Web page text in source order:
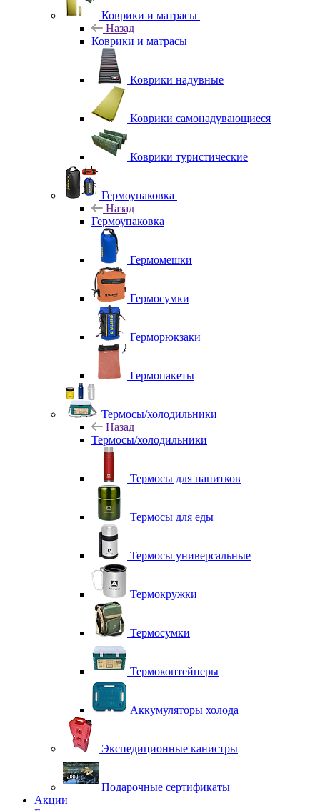
Коврики и матрасы
Назад
Коврики и матрасы
Коврики надувные
Коврики самонадувающиеся
Коврики туристические
Гермоупаковка
Назад
Гермоупаковка
Гермомешки
Гермосумки
Герморюкзаки
Гермопакеты
Термосы/холодильники
Назад
Термосы/холодильники
Термосы для напитков
Термосы для еды
Термосы универсальные
Термокружки
Термосумки
Термоконтейнеры
Аккумуляторы холода
Экспедиционные канистры
Подарочные сертификаты
Акции